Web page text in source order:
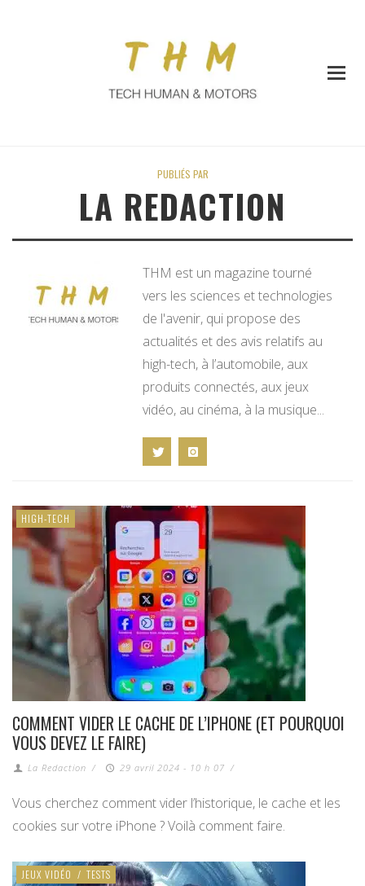
PUBLIÉS PAR
LA REDACTION
THM est un magazine tourné
vers les sciences et technologies
de l'avenir, qui propose des
actualités et des avis relatifs au
high-tech, à l’automobile, aux
produits connectés, aux jeux
vidéo, au cinéma, à la musique...
HIGH-TECH
COMMENT VIDER LE CACHE DE L’IPHONE (ET POURQUOI
VOUS DEVEZ LE FAIRE)
La Redaction / 29 avril 2024 - 10 h 07 /
Vous cherchez comment vider l’historique, le cache et les
cookies sur votre iPhone ? Voilà comment faire.
JEUX VIDÉO / TESTS